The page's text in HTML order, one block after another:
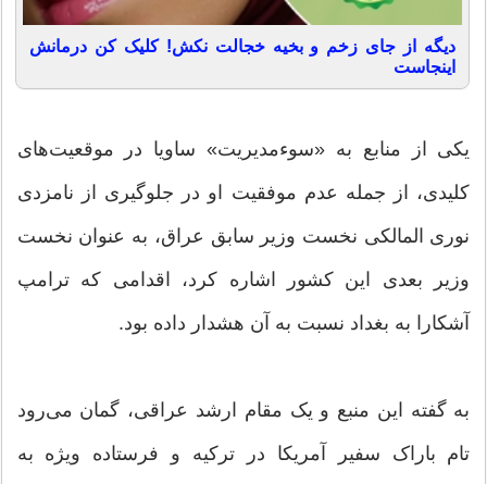
دیگه از جای زخم و بخیه خجالت نکش! کلیک کن درمانش
اینجاست
یکی از منابع به «سوءمدیریت» ساویا در موقعیت‌های
کلیدی، از جمله عدم موفقیت او در جلوگیری از نامزدی
نوری المالکی نخست وزیر سابق عراق، به عنوان نخست
وزیر بعدی این کشور اشاره کرد، اقدامی که ترامپ
آشکارا به بغداد نسبت به آن هشدار داده بود.
به گفته این منبع و یک مقام ارشد عراقی، گمان می‌رود
تام باراک سفیر آمریکا در ترکیه و فرستاده ویژه به